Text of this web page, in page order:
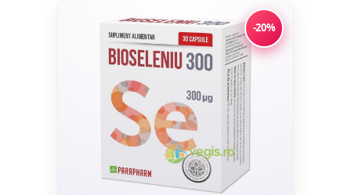
-20%